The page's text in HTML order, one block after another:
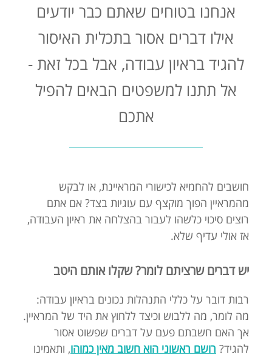
התנתקות
אנחנו בטוחים שאתם כבר יודעים
אילו דברים אסור בתכלית האיסור
להגיד בראיון עבודה, אבל בכל זאת -
אל תתנו למשפטים הבאים להפיל
אתכם
חושבים להחמיא לכישורי המראיינת, או לבקש
מהמראיין הפוך מוקצף עם עוגיות בצד? אם אתם
רוצים סיכוי כלשהו לעבור בהצלחה את ראיון העבודה,
אז אולי עדיף שלא.
יש דברים שרציתם לומר? שקלו אותם היטב
רבות דובר על כללי התנהלות נכונים בראיון עבודה:
מה לומר, מה ללבוש וכיצד ללחוץ את היד של המראיין.
אך האם חשבתם פעם על דברים שפשוט אסור
להגיד? רושם ראשוני הוא חשוב מאין כמוהו, ותאמינו